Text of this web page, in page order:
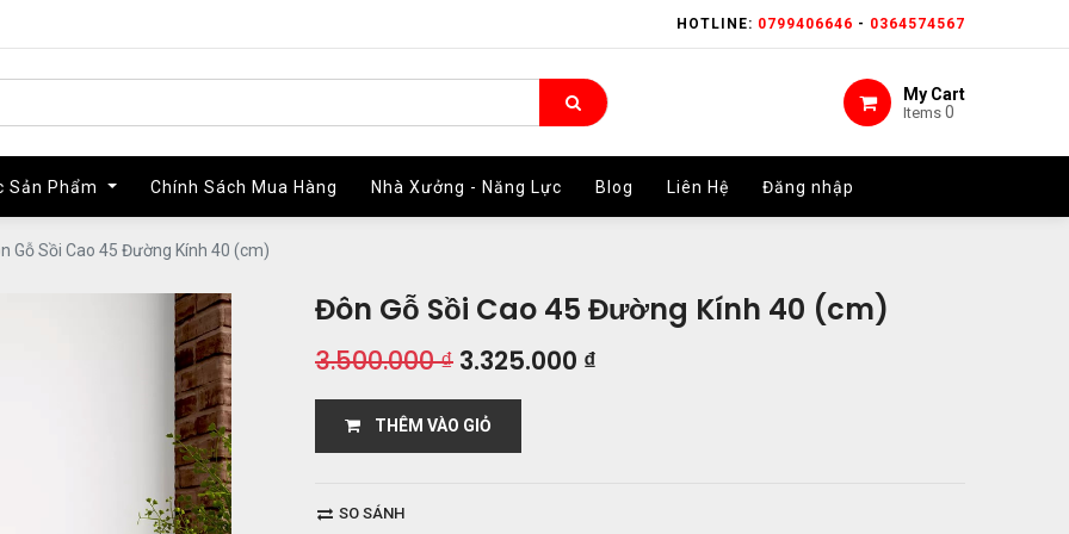
HOTLINE: 0799406646 - 0364574567
My Cart
Items 0
Sản Phẩm Chính Sách Mua Hàng Nhà Xưởng - Năng Lực Blog Liên Hệ Đăng nhập
HOTLINE: 0799406646 - 0364574567
My Cart
Items 0
Sản Phẩm Chính Sách Mua Hàng Nhà Xưởng - Năng Lực Blog Liên Hệ Đăng nhập
Gỗ Sồi Cao 45 Đường Kính 40 (cm)
Đôn Gỗ Sồi Cao 45 Đường Kính 40 (cm)
3.500.000₫ 3.325.000 ₫
THÊM VÀO GIỎ
SO SÁNH